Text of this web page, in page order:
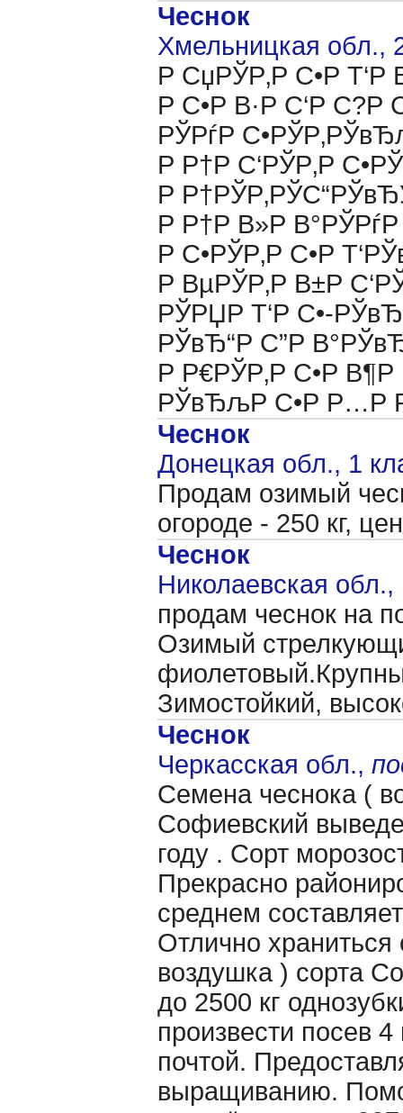
Чеснок
Хмельницкая обл.,
Р СџРЎР‚Р С•Р
Р С•Р В·Р С‘Р С?Р
РЎРѓР
Р Р†Р С‘РЎР‚Р
Р
Р Р†Р В»Р
Р С•РЎР‚Р С•Р
Р ВµРЎР‚Р В±Р
РЎРЏР Т‘Р С•-
РЎвЂ“Р С”Р
Р Р€РЎР‚Р С•Р В¶Р
РЎвЂљР С•Р Р…Р
Чеснок
Донецкая обл., 1
Продам озимый
огороде - 250 кг,
Чеснок
Николаевская
продам чеснок на
Озимый
Зимостойкий,
Чеснок
Черкасская обл.,
Семена чеснока (
Софиевский
году . Сорт
Прекрасно
среднем
Отлично
воздушка ) сорта
до 2500 кг
произвести посев
почтой.
выращиванию.